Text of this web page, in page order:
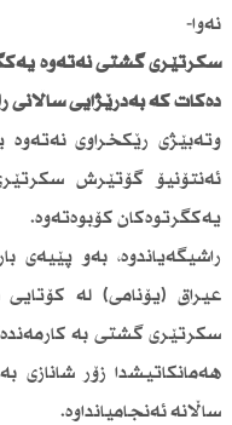
نەوا-
سكرتێری گشتی نەتەوە
دەكات كە بەدرێژایی ساڵانی
وتەبێژی رێكخراوی نەتەوە
ئەنتۆنیۆ گۆتێرش
یەكگرتوەكان كۆبوەتەوە.
راشیگەیاندوە، بەو پێیەی
عیراق (یۆنامی) لە كۆتایی
سكرتێری گشتی بە
هەمانكاتیشدا زۆر شانازی
ساڵانە ئەنجامیانداوە.